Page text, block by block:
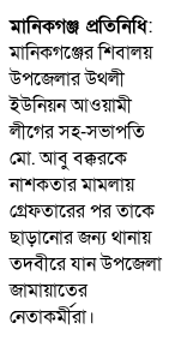
মানিকগঞ্জ প্রতিনিধি:
মানিকগঞ্জের শিবালয়
উপজেলার উথলী
ইউনিয়ন আওয়ামী
লীগের সহ-সভাপতি
মো. আবু বক্করকে
নাশকতার মামলায়
গ্রেফতারের পর তাকে
ছাড়ানোর জন্য থানায়
তদবীরে যান উপজেলা
জামায়াতের
নেতাকর্মীরা।